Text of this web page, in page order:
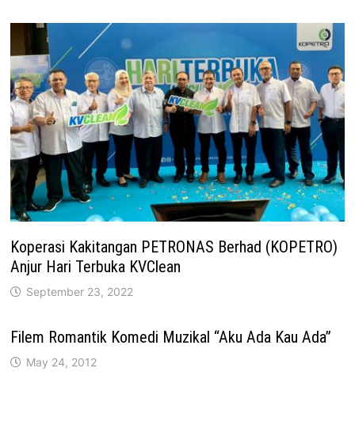
Koperasi Kakitangan PETRONAS Berhad (KOPETRO)
Anjur Hari Terbuka KVClean
September 23, 2022
Filem Romantik Komedi Muzikal “Aku Ada Kau Ada”
May 24, 2012